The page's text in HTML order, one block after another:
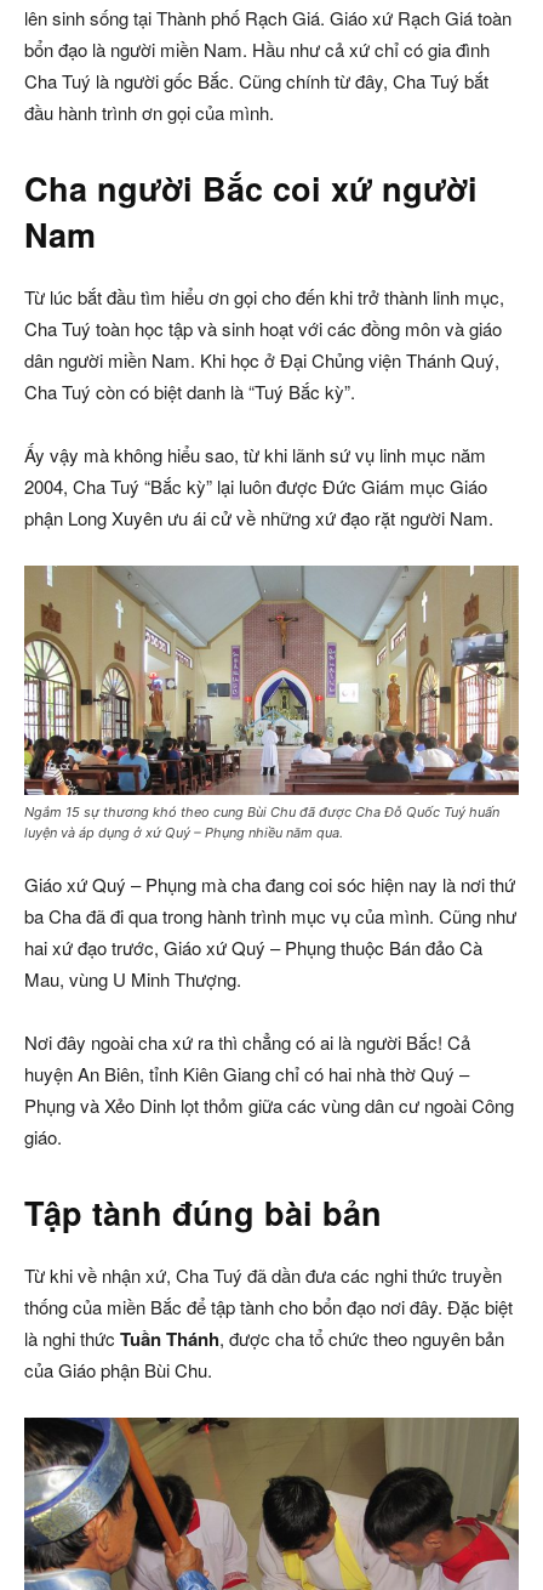
lên sinh sống tại Thành phố Rạch Giá. Giáo xứ Rạch Giá toàn
bổn đạo là người miền Nam. Hầu như cả xứ chỉ có gia đình
Cha Tuý là người gốc Bắc. Cũng chính từ đây, Cha Tuý bắt
đầu hành trình ơn gọi của mình.
Cha người Bắc coi xứ người
Nam
Từ lúc bắt đầu tìm hiểu ơn gọi cho đến khi trở thành linh mục,
Cha Tuý toàn học tập và sinh hoạt với các đồng môn và giáo
dân người miền Nam. Khi học ở Đại Chủng viện Thánh Quý,
Cha Tuý còn có biệt danh là “Tuý Bắc kỳ”.
Ấy vậy mà không hiểu sao, từ khi lãnh sứ vụ linh mục năm
2004, Cha Tuý “Bắc kỳ” lại luôn được Đức Giám mục Giáo
phận Long Xuyên ưu ái cử về những xứ đạo rặt người Nam.
Ngắm 15 sự thương khó theo cung Bùi Chu đã được Cha Đỗ Quốc Tuý huấn
luyện và áp dụng ở xứ Quý – Phụng nhiều năm qua.
Giáo xứ Quý – Phụng mà cha đang coi sóc hiện nay là nơi thứ
ba Cha đã đi qua trong hành trình mục vụ của mình. Cũng như
hai xứ đạo trước, Giáo xứ Quý – Phụng thuộc Bán đảo Cà
Mau, vùng U Minh Thượng.
Nơi đây ngoài cha xứ ra thì chẳng có ai là người Bắc! Cả
huyện An Biên, tỉnh Kiên Giang chỉ có hai nhà thờ Quý –
Phụng và Xẻo Dinh lọt thỏm giữa các vùng dân cư ngoài Công
giáo.
Tập tành đúng bài bản
Từ khi về nhận xứ, Cha Tuý đã dần đưa các nghi thức truyền
thống của miền Bắc để tập tành cho bổn đạo nơi đây. Đặc biệt
là nghi thức Tuần Thánh, được cha tổ chức theo nguyên bản
của Giáo phận Bùi Chu.